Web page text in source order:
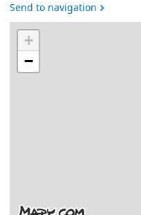
Send to navigation
+
−